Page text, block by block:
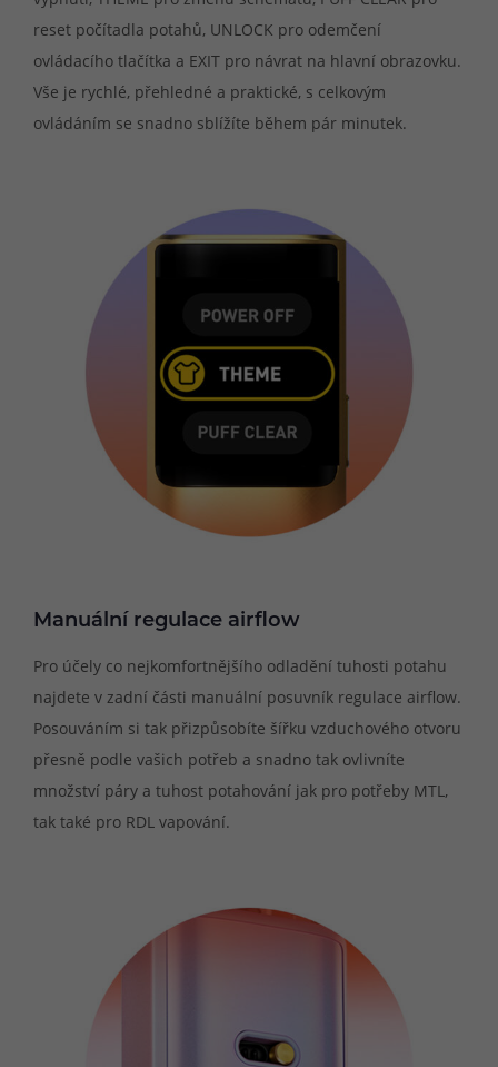
reset počítadla potahů, UNLOCK pro odemčení
ovládacího tlačítka a EXIT pro návrat na hlavní obrazovku.
Vše je rychlé, přehledné a praktické, s celkovým
ovládáním se snadno sblížíte během pár minutek.
Manuální regulace airflow
Pro účely co nejkomfortnějšího odladění tuhosti potahu
najdete v zadní části manuální posuvník regulace airflow.
Posouváním si tak přizpůsobíte šířku vzduchového otvoru
přesně podle vašich potřeb a snadno tak ovlivníte
množství páry a tuhost potahování jak pro potřeby MTL,
tak také pro RDL vapování.